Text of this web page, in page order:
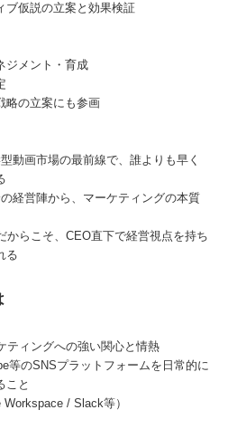
ブ仮説の立案と効果検証
ジメント・育成
略の立案にも参画
動画市場の最前線で、誰よりも早く
経営陣から、マーケティングの本質
からこそ、CEO直下で経営視点を持ち
る
ティングへの強い関心と情熱
等のSNSプラットフォームを日常的に
こと
/ Slack等）